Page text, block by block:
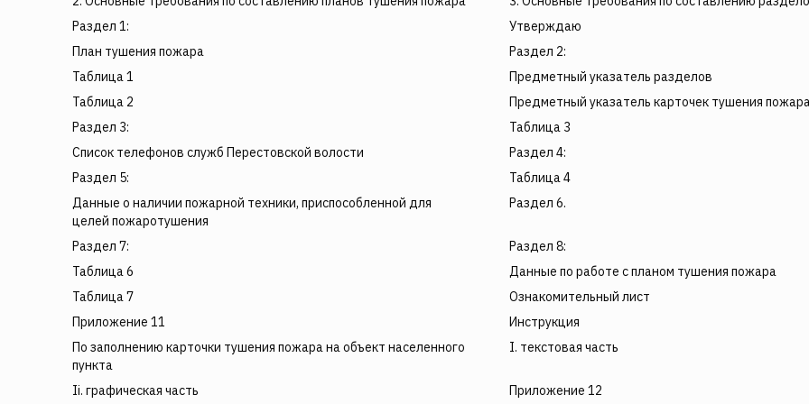
Раздел 1:
Утверждаю
План тушения пожара
Раздел 2:
Таблица 1
Предметный указатель разделов
Таблица 2
Предметный указатель карточек тушения
Раздел 3:
Таблица 3
Список телефонов служб Перестовской волости
Раздел 4:
Раздел 5:
Таблица 4
Данные о наличии пожарной техники, приспособленной для
целей пожаротушения
Раздел 6.
Раздел 7:
Раздел 8:
Таблица 6
Данные по работе с планом тушения пожара
Таблица 7
Ознакомительный лист
Приложение 11
Инструкция
По заполнению карточки тушения пожара на объект населенного
пункта
I. текстовая часть
Ii. графическая часть Приложение 12